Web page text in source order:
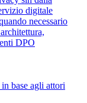
digitale
necessario
DPO
base agli attori